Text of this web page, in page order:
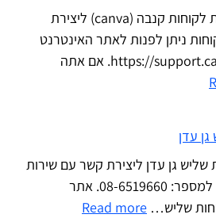
אתר אינטרנט שירות לקוחות קנבה (canva) ליצירת
ניתן לפנות לאתר האינטרנט
בכתובת: https://support.canva.com. אם אתה
עדן
שליש גן עדן ליצירת קשר עם שירות
הלקוחות ניתן לחייג למספר: 08-6519660. אתר
שליש… Read more